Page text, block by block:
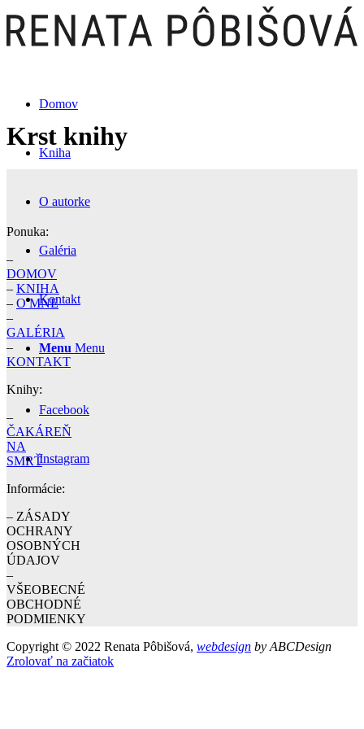
Domov
Kniha
O autorke
Galéria
Kontakt
Menu Menu
Facebook
Instagram
Krst knihy
Ponuka:
–
DOMOV
– KNIHA
– O MNE
–
GALÉRIA
–
KONTAKT
Knihy:
–
ČAKÁREŇ
NA
SMRŤ
Informácie:
– ZÁSADY
OCHRANY
OSOBNÝCH
ÚDAJOV
–
VŠEOBECNÉ
OBCHODNÉ
PODMIENKY
Copyright © 2022 Renata Pôbišová, webdesign by ABCDesign
Zrolovať na začiatok